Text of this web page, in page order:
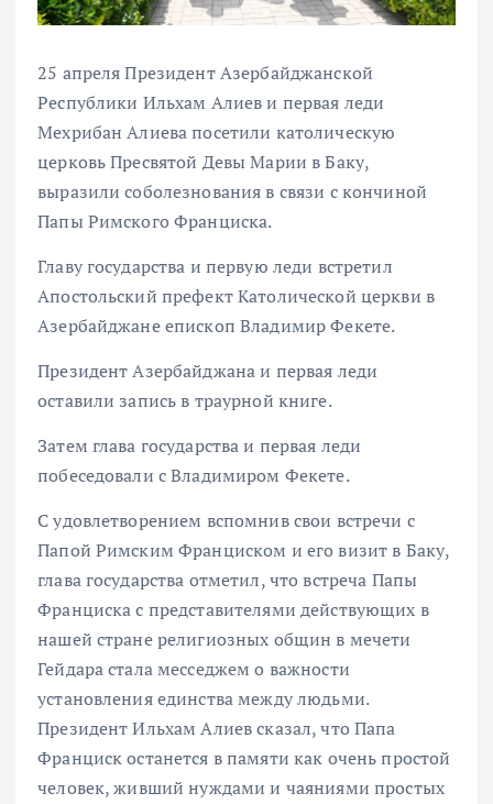
25 апреля Президент Азербайджанской
Республики Ильхам Алиев и первая леди
Мехрибан Алиева посетили католическую
церковь Пресвятой Девы Марии в Баку,
выразили соболезнования в связи с кончиной
Папы Римского Франциска.
Главу государства и первую леди встретил
Апостольский префект Католической церкви в
Азербайджане епископ Владимир Фекете.
Президент Азербайджана и первая леди
оставили запись в траурной книге.
Затем глава государства и первая леди
побеседовали с Владимиром Фекете.
С удовлетворением вспомнив свои встречи с
Папой Римским Франциском и его визит в Баку,
глава государства отметил, что встреча Папы
Франциска с представителями действующих в
нашей стране религиозных общин в мечети
Гейдара стала месседжем о важности
установления единства между людьми.
Президент Ильхам Алиев сказал, что Папа
Франциск останется в памяти как очень простой
человек, живший нуждами и чаяниями простых